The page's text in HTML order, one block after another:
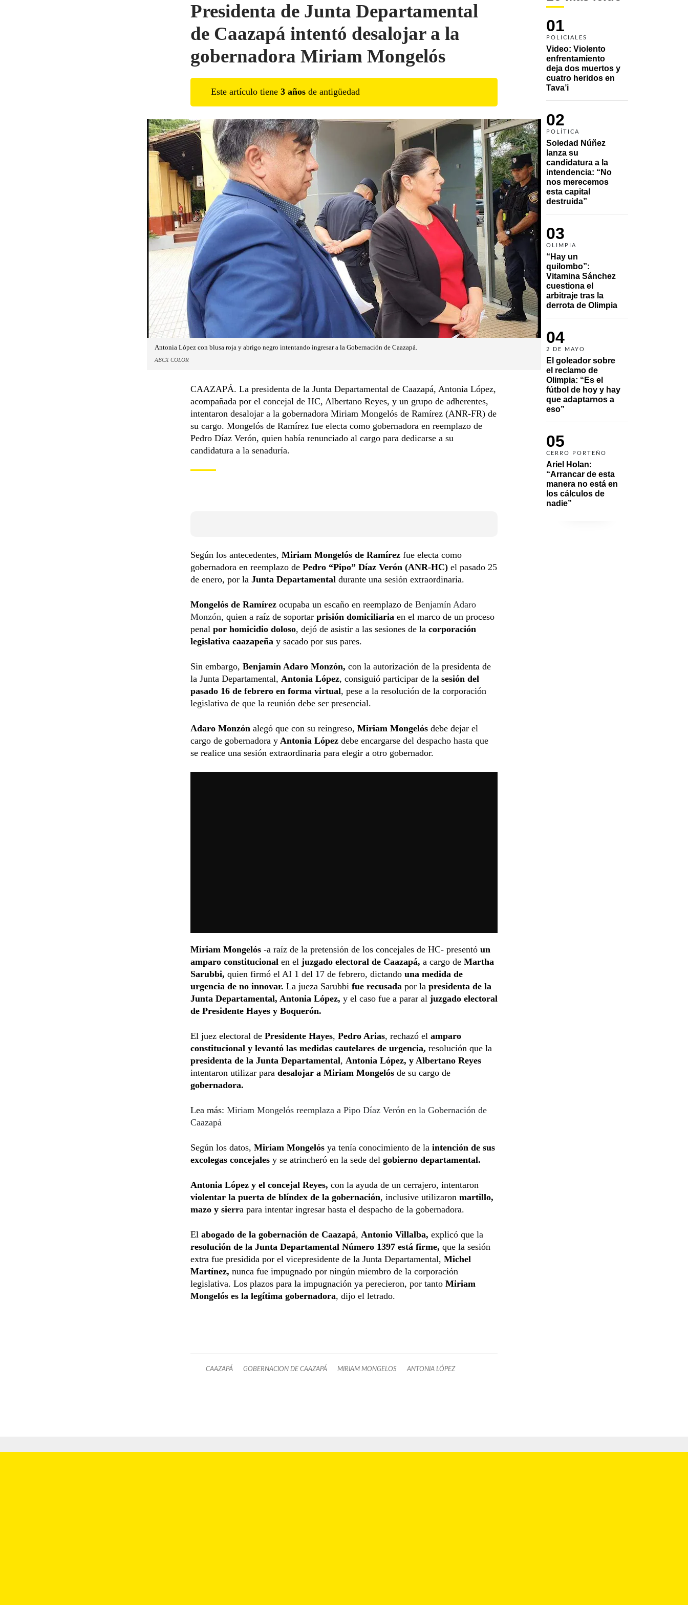
01
POLICIALES
Video: Violento
enfrentamiento
deja dos muertos y
cuatro heridos en
Tava’i
02
POLÍTICA
Soledad Núñez
lanza su
candidatura a la
intendencia: “No
nos merecemos
esta capital
destruida”
03
OLIMPIA
“Hay un
quilombo”:
Vitamina Sánchez
cuestiona el
arbitraje tras la
derrota de Olimpia
04
2 DE MAYO
El goleador sobre
el reclamo de
Olimpia: “Es el
fútbol de hoy y hay
que adaptarnos a
eso”
05
CERRO PORTEÑO
Ariel Holan:
“Arrancar de esta
manera no está en
los cálculos de
nadie”
Presidenta de Junta Departamental
de Caazapá intentó desalojar a la
gobernadora Miriam Mongelós
Este artículo tiene 3 años de antigüedad
Antonia López con blusa roja y abrigo negro intentando ingresar a la Gobernación de Caazapá.
ABCX COLOR
CAAZAPÁ. La presidenta de la Junta Departamental de Caazapá, Antonia López,
acompañada por el concejal de HC, Albertano Reyes, y un grupo de adherentes,
intentaron desalojar a la gobernadora Miriam Mongelós de Ramírez (ANR-FR) de
su cargo. Mongelós de Ramírez fue electa como gobernadora en reemplazo de
Pedro Díaz Verón, quien había renunciado al cargo para dedicarse a su
candidatura a la senaduría.
Según los antecedentes, Miriam Mongelós de Ramírez fue electa como
gobernadora en reemplazo de Pedro “Pipo” Díaz Verón (ANR-HC) el pasado 25
de enero, por la Junta Departamental durante una sesión extraordinaria.
Mongelós de Ramírez ocupaba un escaño en reemplazo de Benjamín Adaro
Monzón, quien a raíz de soportar prisión domiciliaria en el marco de un proceso
penal por homicidio doloso, dejó de asistir a las sesiones de la corporación
legislativa caazapeña y sacado por sus pares.
Sin embargo, Benjamín Adaro Monzón, con la autorización de la presidenta de
la Junta Departamental, Antonia López, consiguió participar de la sesión del
pasado 16 de febrero en forma virtual, pese a la resolución de la corporación
legislativa de que la reunión debe ser presencial.
Adaro Monzón alegó que con su reingreso, Miriam Mongelós debe dejar el
cargo de gobernadora y Antonia López debe encargarse del despacho hasta que
se realice una sesión extraordinaria para elegir a otro gobernador.
Miriam Mongelós -a raíz de la pretensión de los concejales de HC- presentó un
amparo constitucional en el juzgado electoral de Caazapá, a cargo de Martha
Sarubbi, quien firmó el AI 1 del 17 de febrero, dictando una medida de
urgencia de no innovar. La jueza Sarubbi fue recusada por la presidenta de la
Junta Departamental, Antonia López, y el caso fue a parar al juzgado electoral
de Presidente Hayes y Boquerón.
El juez electoral de Presidente Hayes, Pedro Arias, rechazó el amparo
constitucional y levantó las medidas cautelares de urgencia, resolución que la
presidenta de la Junta Departamental, Antonia López, y Albertano Reyes
intentaron utilizar para desalojar a Miriam Mongelós de su cargo de
gobernadora.
Lea más: Miriam Mongelós reemplaza a Pipo Díaz Verón en la Gobernación de
Caazapá
Según los datos, Miriam Mongelós ya tenía conocimiento de la intención de sus
excolegas concejales y se atrincheró en la sede del gobierno departamental.
Antonia López y el concejal Reyes, con la ayuda de un cerrajero, intentaron
violentar la puerta de blíndex de la gobernación, inclusive utilizaron martillo,
mazo y sierra para intentar ingresar hasta el despacho de la gobernadora.
El abogado de la gobernación de Caazapá, Antonio Villalba, explicó que la
resolución de la Junta Departamental Número 1397 está firme, que la sesión
extra fue presidida por el vicepresidente de la Junta Departamental, Michel
Martínez, nunca fue impugnado por ningún miembro de la corporación
legislativa. Los plazos para la impugnación ya perecieron, por tanto Miriam
Mongelós es la legítima gobernadora, dijo el letrado.
CAAZAPÁ GOBERNACION DE CAAZAPÁ MIRIAM MONGELOS ANTONIA LÓPEZ